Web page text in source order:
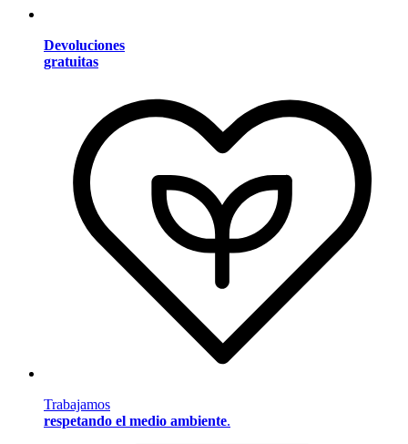
Devoluciones
gratuitas
Trabajamos
respetando el medio ambiente.